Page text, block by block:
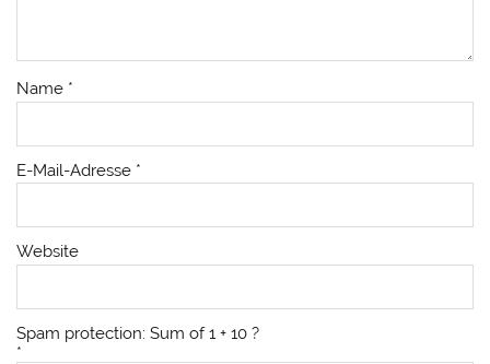
Name *
E-Mail-Adresse *
Website
Spam protection: Sum of 1 + 10 ?
*